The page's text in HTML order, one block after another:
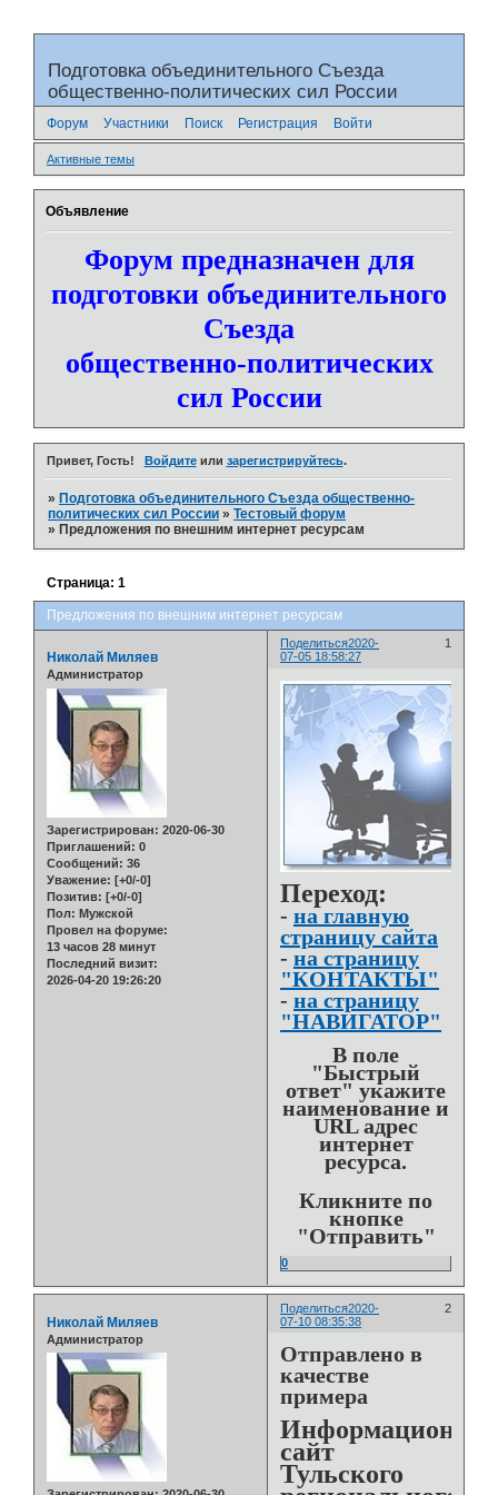
Подготовка объединительного Съезда
общественно-политических сил России
Форум Участники Поиск Регистрация Войти
Активные темы
Объявление
Форум предназначен для
подготовки объединительного
Съезда
общественно-политических
сил России
Привет, Гость! Войдитеили зарегистрируйтесь.
» Подготовка объединительного Съезда общественно-
политических сил России »Тестовый форум
» Предложения по внешним интернет ресурсам
Предложения по внешним интернет ресурсам
Страница:1
Поделиться 1
2020-
07-05 18:58:27
Николай Миляев
Администратор
Зарегистрирован: 2020-06-30
Приглашений: 0
Сообщений: 36
Уважение: [+0/-0]
Позитив: [+0/-0]
Пол: Мужской
Провел на форуме:
13 часов 28 минут
Последний визит:
2026-04-20 19:26:20
Переход:
-на главную
страницу сайта
-на страницу
"КОНТАКТЫ"
-на страницу
"НАВИГАТОР"
В поле
"Быстрый
ответ" укажите
наименование и
URL адрес
интернет
ресурса.
Кликните по
кнопке
"Отправить"
0
Поделиться 2
2020-
07-10 08:35:38
Николай Миляев
Администратор
Отправлено в
качестве
примера
сайт
Тульского